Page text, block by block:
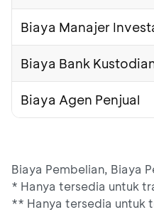
Biaya Manajer
Biaya Bank
Biaya Agen Penjual
Biaya Pembelian, Biaya
* Hanya tersedia untuk
** Hanya tersedia untuk